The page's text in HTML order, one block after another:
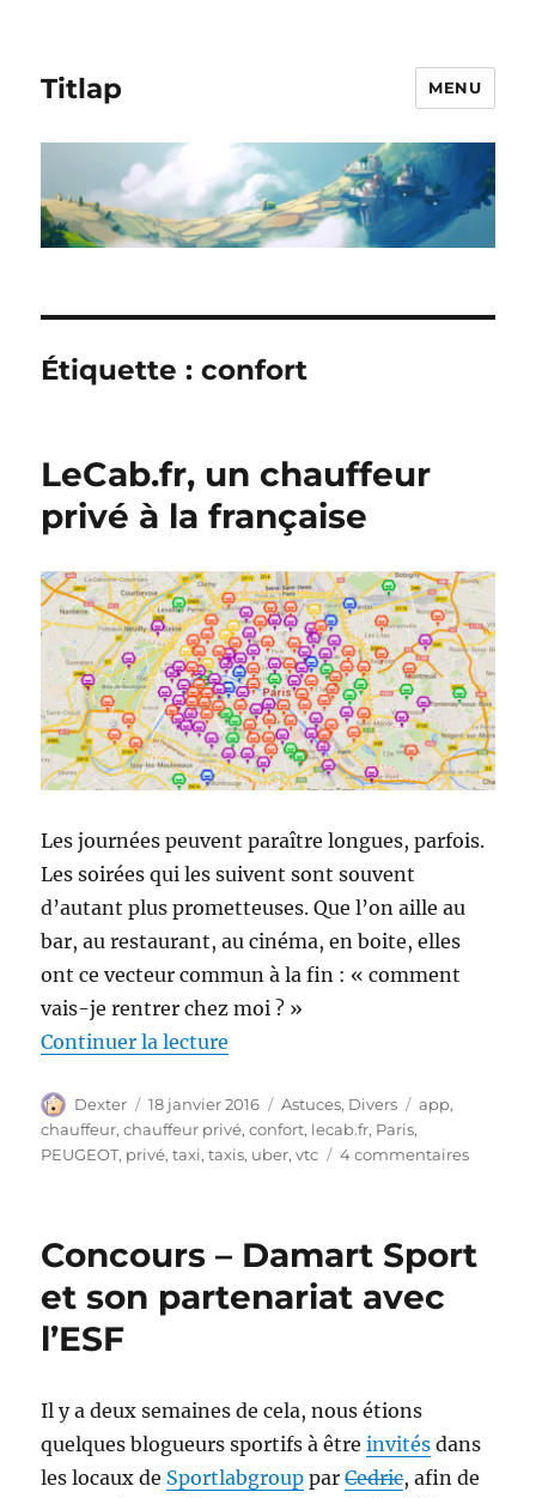
Titlap MENU
Étiquette :confort
LeCab.fr, un chauffeur
privé à la française
Les journées peuvent paraître longues, parfois.
Les soirées qui les suivent sont souvent
d’autant plus prometteuses. Que l’on aille au
bar, au restaurant, au cinéma, en boite, elles
ont ce vecteur commun à la fin : « comment
vais-je rentrer chez moi ? »
Continuer la lecture
Auteur
Dexter
Publié
le
18 janvier 2016 Catégories
Astuces, Divers Étiquettes
app,
chauffeur,chauffeur privé,confort, lecab.fr, Paris,
PEUGEOT, privé,taxi,taxis, uber,vtc 4 commentairessur
privé
Concours – Damart Sport
et son partenariat avec
l’ESF
Il y a deux semaines de cela, nous étions
quelques blogueurs sportifs à êtreinvités dans
les locaux de Sportlabgroup parCedric, afin de